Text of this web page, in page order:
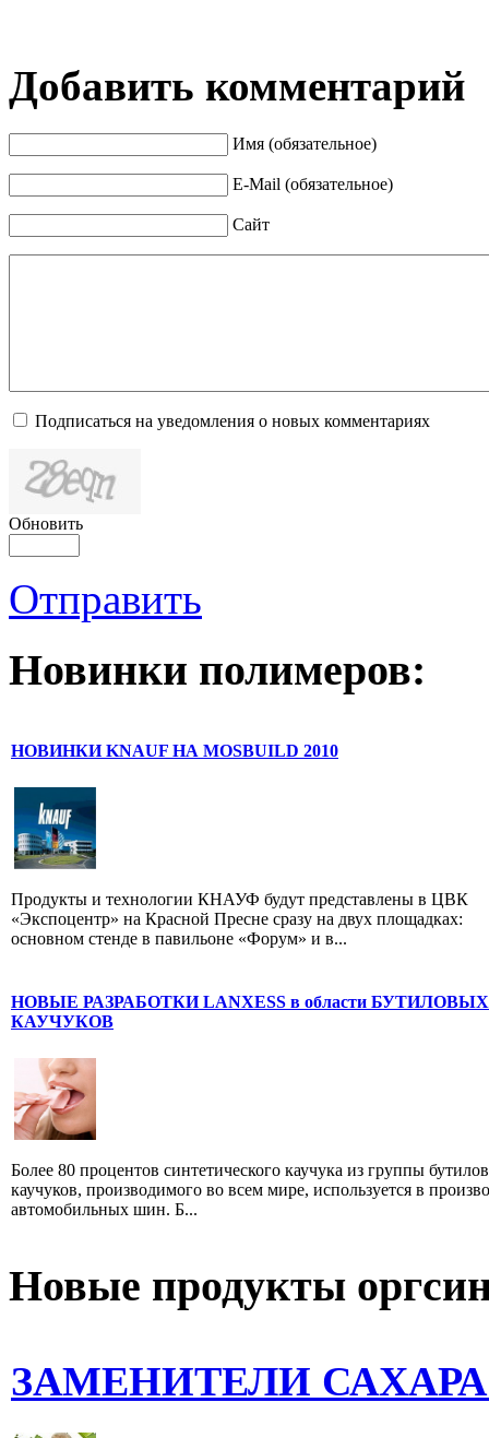
Добавить комментарий
Имя (обязательное)
E-Mail (обязательное)
Сайт
Подписаться на уведомления о новых комментариях
Обновить
Отправить
Новинки полимеров:
НОВИНКИ KNAUF НА MOSBUILD 2010
Продукты и технологии КНАУФ будут представлены в ЦВК
«Экспоцентр» на Красной Пресне сразу на двух площадках:
основном стенде в павильоне «Форум» и в...
НОВЫЕ РАЗРАБОТКИ LANXESS в области БУТИЛОВЫХ
КАУЧУКОВ
Более 80 процентов синтетического каучука из группы
каучуков, производимого во всем мире, используется в
автомобильных шин. Б...
Новые продукты
ЗАМЕНИТЕЛИ САХАРА: